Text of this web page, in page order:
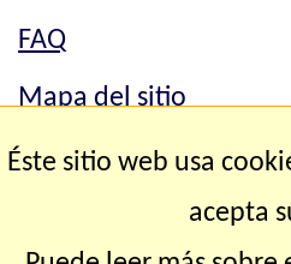
FAQ
Mapa del sitio
Contacto
Copyright © 2.000-
Éste sitio web usa
acepta